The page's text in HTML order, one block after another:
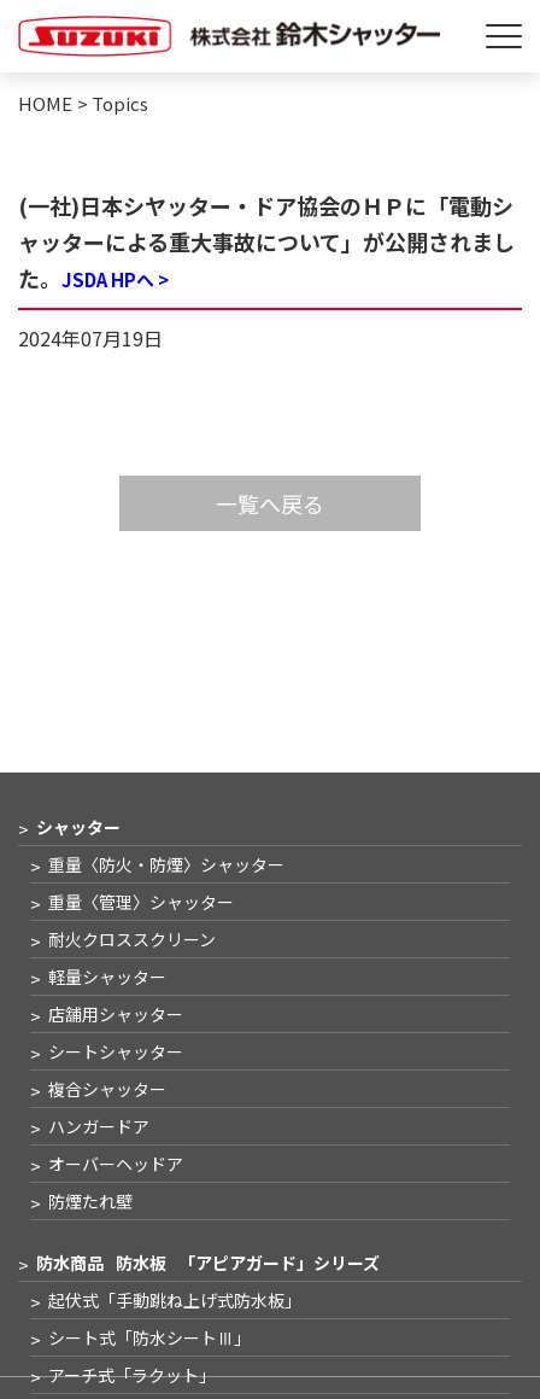
HOME > Topics
(一社)日本シヤッター・ドア協会のＨＰに「電動シ
ャッターによる重大事故について」が公開されまし
た。 JSDA HPへ >
2024年07月19日
一覧へ戻る
シャッター
重量〈防火・防煙〉 シャッター
重量〈管理〉 シャッター
耐火クロススクリーン
軽量シャッター
店舗用シャッター
シートシャッター
複合シャッター
ハンガードア
オーバーヘッドア
防煙たれ壁
防水商品 防水板
「アピアガード」シリーズ
起伏式 「手動跳ね上げ式防水板」
シート式 「防水シートⅢ」
アーチ式「ラクット」